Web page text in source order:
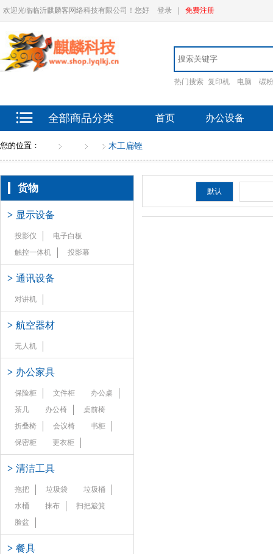
欢迎光临临沂麒麟客网络科技有限公司！您好 登录 免费注册
热门搜索 复印机 电脑 碳粉
全部商品分类 首页 办公设备
您的位置： 木工扁锉
货物
> 显示设备
投影仪
电子白板
触控一体机
投影幕
> 通讯设备
对讲机
> 航空器材
无人机
> 办公家具
保险柜 文件柜
办公桌
茶几
办公椅
桌前椅
折叠椅
会议椅
书柜
保密柜
更衣柜
> 清洁工具
拖把 垃圾袋
垃圾桶
水桶
抹布
扫把簸箕
脸盆
> 餐具
默认